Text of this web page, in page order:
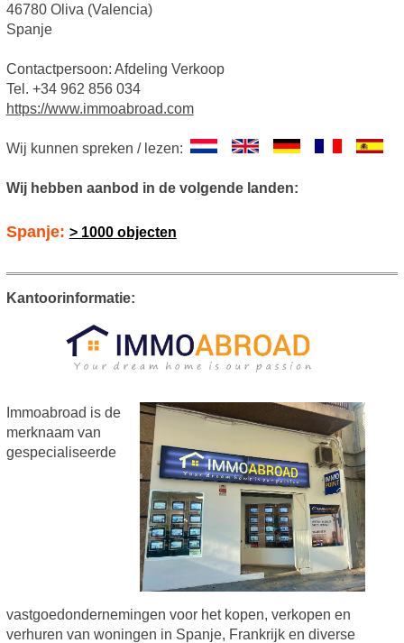
46780 Oliva (Valencia)
Spanje
Contactpersoon: Afdeling Verkoop
Tel. +34 962 856 034
https://www.immoabroad.com
Wij kunnen spreken / lezen:
Wij hebben aanbod in de volgende landen:
Spanje: > 1000 objecten
Kantoorinformatie:
Immoabroad is de
merknaam van
gespecialiseerde
vastgoedondernemingen voor het kopen, verkopen en
verhuren van woningen in Spanje, Frankrijk en diverse